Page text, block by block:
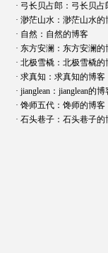
· 弓长贝占郎：弓长贝
· 渺茫山水：渺茫山水的
· 自然：自然的博客
· 东方安澜：东方安澜的
· 北极雪橇：北极雪橇的
· 求真知：求真知的博客
· jianglean：jianglean的博
· 馋师五代：馋师的博客
· 石头巷子：石头巷子的